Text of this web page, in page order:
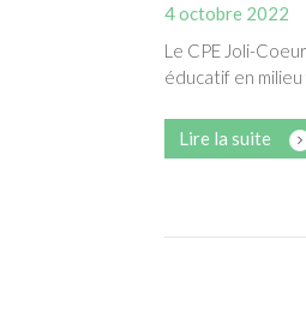
4 octobre 2022
Le CPE Joli-
éducatif en milieu
Lire la suite